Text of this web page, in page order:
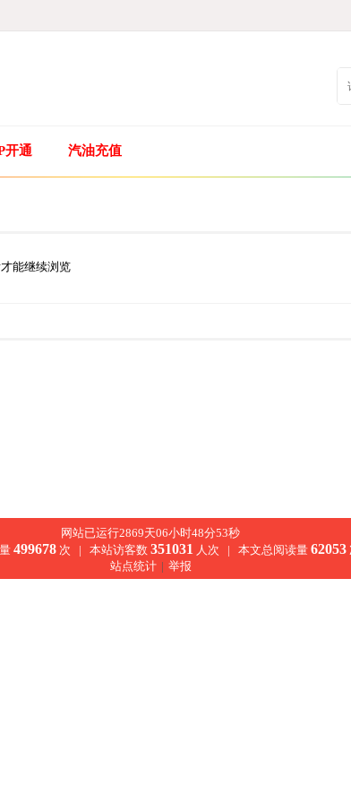
开通 汽油充值
能继续浏览
网站已运行2869天06小时48分53秒
499678次 | 本站访客数 351031 人次 | 本文总阅读量 62053
站点统计 | 举报